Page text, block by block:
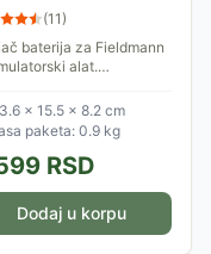
FDUZ 79110 2x20V
(11)
baterija za Fieldmann
alat.
20V baterijama.
od 2Ah možete
za samo 60...
× 15.5 × 8.2 cm
paketa: 0.9 kg
RSD
Dodaj u korpu